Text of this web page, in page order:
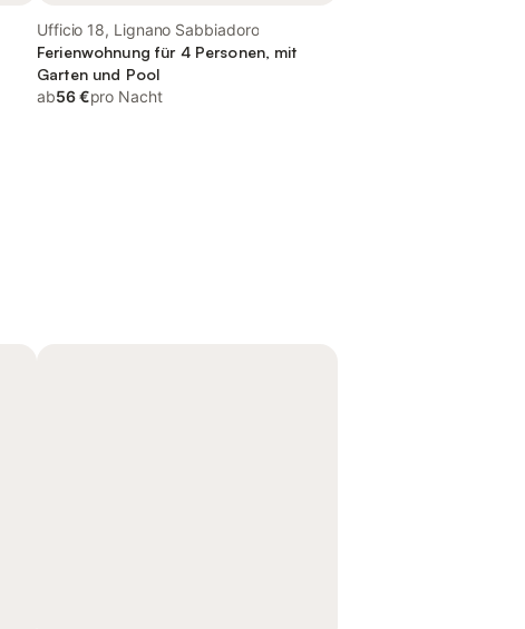
Ufficio 18, Lignano Sabbiadoro
Ferienwohnung für 4 Personen, mit
Garten und Pool
ab56 €pro Nacht